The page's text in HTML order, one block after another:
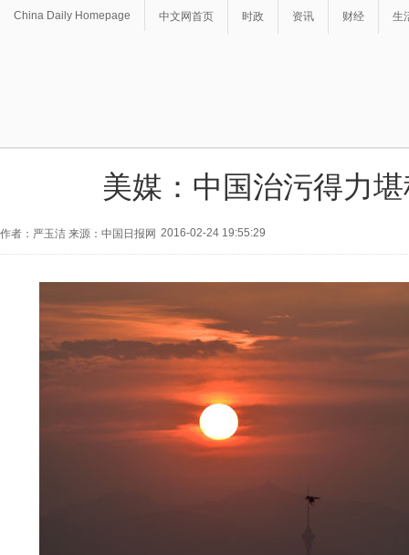
China Daily Homepage 中文网首页 时政 资讯 财经 生
美媒：中国治污得力
作者：严玉洁 来源：中国日报网 2016-02-24 19:55:29